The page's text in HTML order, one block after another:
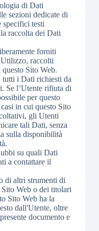
di Dati
sezioni dedicate di
specifici testi
raccolta dei Dati
forniti
raccolti
Sito Web.
tutti i Dati richiesti da
Se l’Utente rifiuta di
per questo
in cui questo Sito
gli Utenti
tali Dati, senza
sulla disponibilità
su quali Dati
a contattare il
di altri strumenti di
Web o dei titolari
Sito Web ha la
dall'Utente, oltre
documento e